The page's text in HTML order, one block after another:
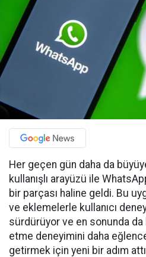
Her geçen gün daha da
kullanışlı arayüzü ile
bir parçası haline geldi. Bu
ve eklemelerle kullanıcı
sürdürüyor ve en sonunda da
etme deneyimini daha
getirmek için yeni bir adım